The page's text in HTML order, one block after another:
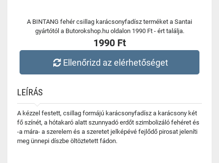
A BINTANG fehér csillag karácsonyfadísz terméket a Santai
gyártótól a Butorokshop.hu oldalon 1990 Ft - ért találja.
1990 Ft
Ellenőrizd az elérhetőséget
LEÍRÁS
A kézzel festett, csillag formájú karácsonyfadísz a karácsony két
fő színét, a hótakaró alatt szunnyadó erdőt szimbolizáló fehéret és
-a mára- a szerelem és a szeretet jelképévé fejlődő pirosat jeleníti
meg ünnepi díszbe öltöztetett fádon.